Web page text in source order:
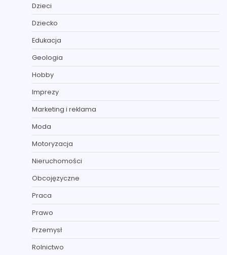
Dzieci
Dziecko
Edukacja
Geologia
Hobby
Imprezy
Marketing i reklama
Moda
Motoryzacja
Nieruchomości
Obcojęzyczne
Praca
Prawo
Przemysł
Rolnictwo